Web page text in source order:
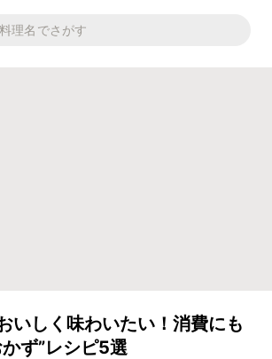
いしく味わいたい！消費にも
ず”レシピ5選